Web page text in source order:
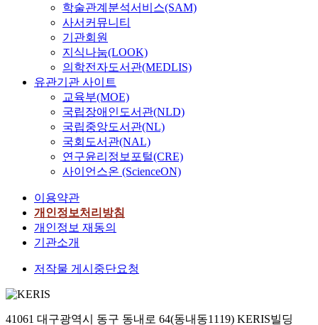
학술관계분석서비스(SAM)
사서커뮤니티
기관회원
지식나눔(LOOK)
의학전자도서관(MEDLIS)
유관기관 사이트
교육부(MOE)
국립장애인도서관(NLD)
국립중앙도서관(NL)
국회도서관(NAL)
연구윤리정보포털(CRE)
사이언스온 (ScienceON)
이용약관
개인정보처리방침
개인정보 재동의
기관소개
저작물 게시중단요청
41061 대구광역시 동구 동내로 64(동내동1119) KERIS빌딩